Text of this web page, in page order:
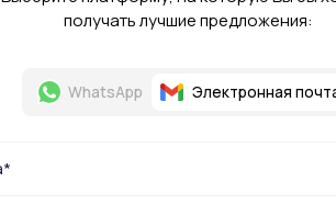
получать лучшие предложения:
WhatsApp Электронная